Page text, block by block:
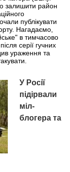
залишити район
публікувати
Нагадаємо,
в тимчасово
серії гучних
ураження та
У Росії
підірвали
міл-
блогера та